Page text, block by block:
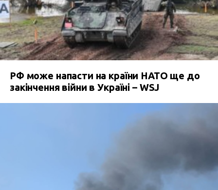
РФ може напасти на країни НАТО ще до
закінчення війни в Україні – WSJ